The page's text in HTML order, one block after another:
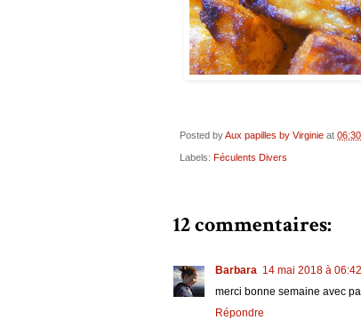
Posted byAux papilles by Virginie at 06:30
Labels: Féculents Divers
12 commentaires:
Barbara 14 mai 2018 à 06:42
merci bonne semaine avec
Répondre